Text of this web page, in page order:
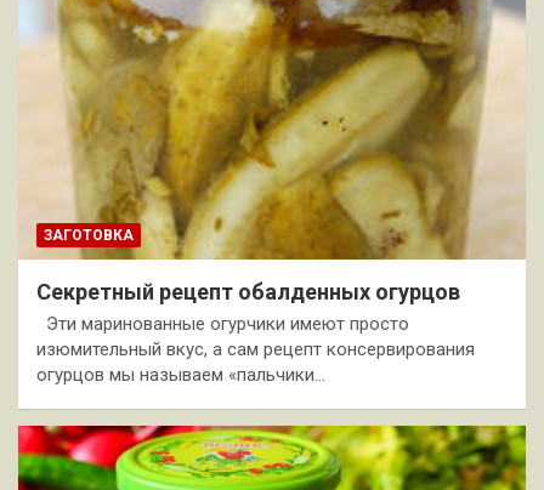
ЗАГОТОВКА
Секретный рецепт обалденных огурцов
Эти маринованные огурчики имеют просто
изюмительный вкус, а сам рецепт консервирования
огурцов мы называем «пальчики…